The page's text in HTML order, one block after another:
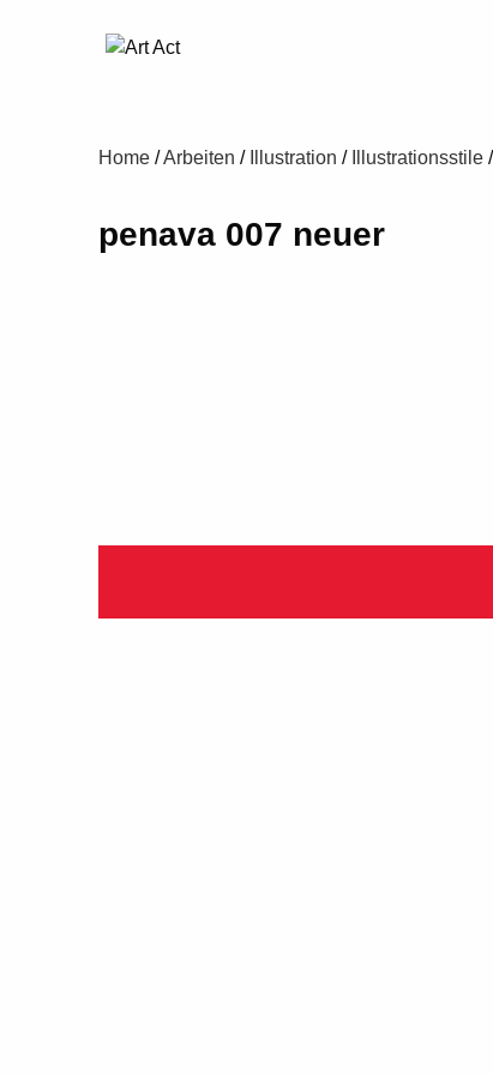
Home /Arbeiten / Illustration / Illustrationsstile /
penava 007 neuer